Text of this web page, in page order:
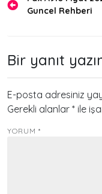
gezinmesi
Guncel Rehberi
Bir yanıt
E-posta adresiniz
Gerekli alanlar * ile
YORUM *